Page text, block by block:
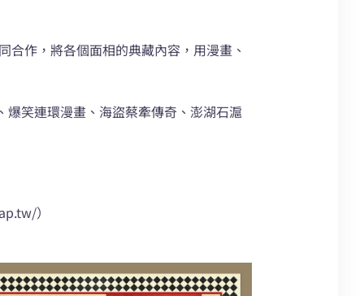
作，將各個面相的典藏內容，用漫畫、
笑連環漫畫、海盜蔡牽傳奇、澎湖石滬
）